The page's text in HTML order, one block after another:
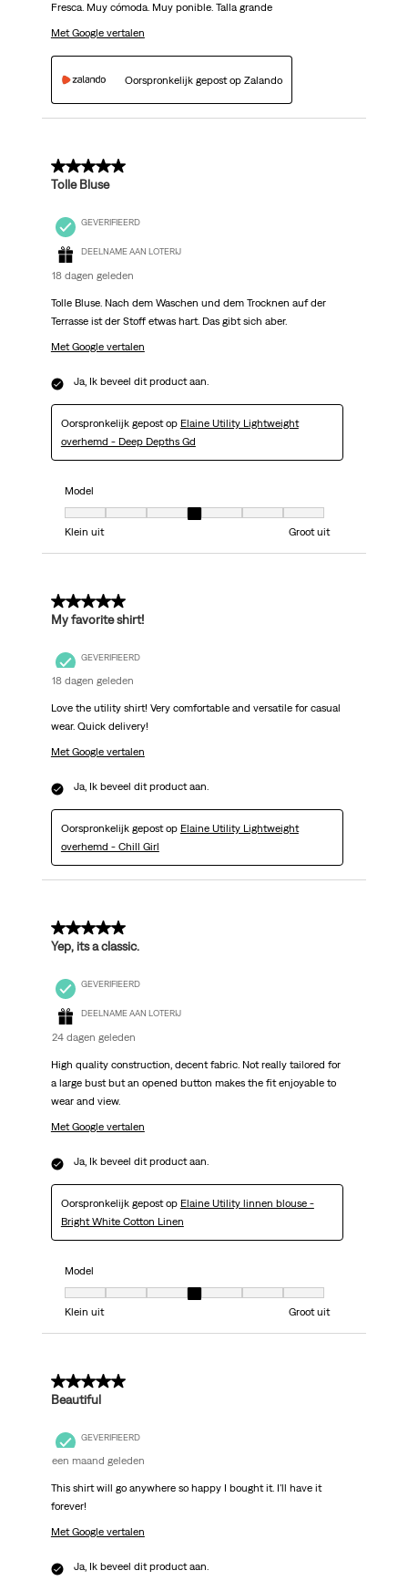
Fresca. Muy cómoda. Muy ponible. Talla grande
Met Google vertalen
Oorspronkelijk gepost op Zalando
5 van 5 sterren.
Tolle Bluse
GEVERIFIEERD
DEELNAME AAN LOTERIJ
18 dagen geleden
Tolle Bluse. Nach dem Waschen und dem Trocknen auf der
Terrasse ist der Stoff etwas hart. Das gibt sich aber.
Met Google vertalen
Ja, Ik beveel dit product aan.
Oorspronkelijk gepost op Elaine Utility Lightweight
overhemd - Deep Depths Gd
Model
Model, 4 van 7, waarbij 1 gelijk is aan Klein uit en 7 gelijk is aan Groot uit
Klein uit
Groot uit
5 van 5 sterren.
My favorite shirt!
GEVERIFIEERD
18 dagen geleden
Love the utility shirt! Very comfortable and versatile for casual
wear. Quick delivery!
Met Google vertalen
Ja, Ik beveel dit product aan.
Oorspronkelijk gepost op Elaine Utility Lightweight
overhemd - Chill Girl
5 van 5 sterren.
Yep, its a classic.
GEVERIFIEERD
DEELNAME AAN LOTERIJ
24 dagen geleden
High quality construction, decent fabric. Not really tailored for
a large bust but an opened button makes the fit enjoyable to
wear and view.
Met Google vertalen
Ja, Ik beveel dit product aan.
Oorspronkelijk gepost op Elaine Utility linnen blouse -
Bright White Cotton Linen
Model
Model, 4 van 7, waarbij 1 gelijk is aan Klein uit en 7 gelijk is aan Groot uit
Klein uit
Groot uit
5 van 5 sterren.
Beautiful
GEVERIFIEERD
een maand geleden
This shirt will go anywhere so happy I bought it. I'll have it
forever!
Met Google vertalen
Ja, Ik beveel dit product aan.